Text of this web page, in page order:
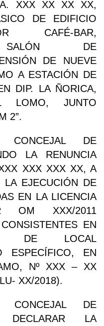
XXX XX XX XX,
DE EDIFICIO
CAFÉ-BAR,
SALÓN DE
DE NUEVE
A ESTACIÓN DE
DIP. LA ÑORICA,
LOMO, JUNTO
2”.
CONCEJAL DE
LA RENUNCIA
XXX XXX XX, A
LA EJECUCIÓN DE
EN LA LICENCIA
OM XXX/2011
EN
DE LOCAL
ESPECÍFICO, EN
Nº XXX – XX
XX/2018).
CONCEJAL DE
DECLARAR LA